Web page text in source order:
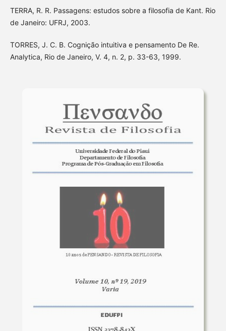
TERRA, R. R. Passagens: estudos sobre a filosofia de Kant. Rio
de Janeiro: UFRJ, 2003.
TORRES, J. C. B. Cognição intuitiva e pensamento De Re.
Analytica, Rio de Janeiro, V. 4, n. 2, p. 33-63, 1999.